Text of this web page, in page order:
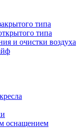
типа
типа
и очистки воздуха
оснащением